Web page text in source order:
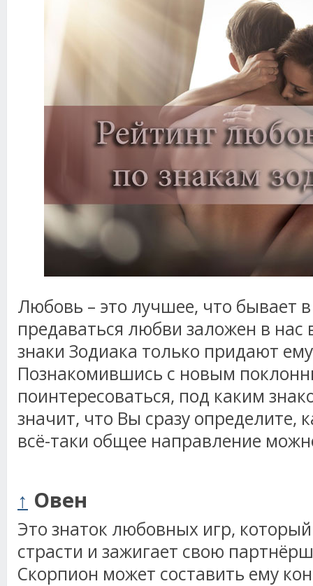
Любовь – это лучшее, что бывает
предаваться любви заложен в нас
знаки Зодиака только придают
Познакомившись с новым
поинтересоваться, под каким
значит, что Вы сразу определите,
всё-таки общее направление
↑ Овен
Это знаток любовных игр,
страсти и зажигает свою
Скорпион может составить ему